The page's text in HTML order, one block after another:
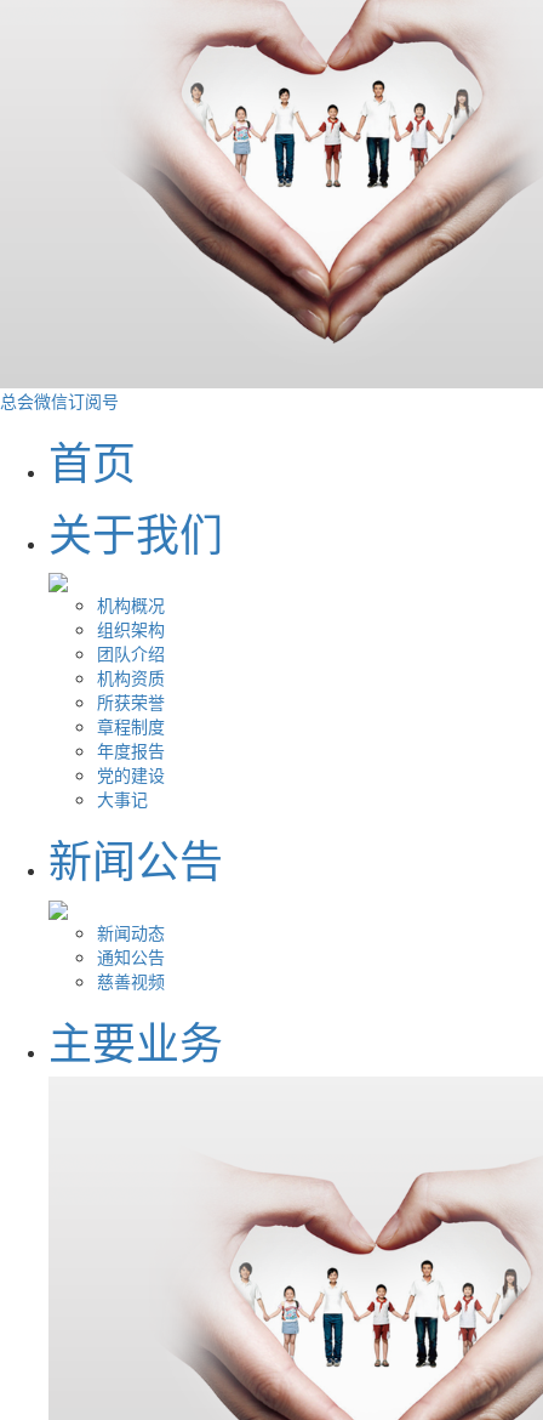
总会微信订阅号
首页
关于我们
机构概况
组织架构
团队介绍
机构资质
所获荣誉
章程制度
年度报告
党的建设
大事记
新闻公告
新闻动态
通知公告
慈善视频
主要业务